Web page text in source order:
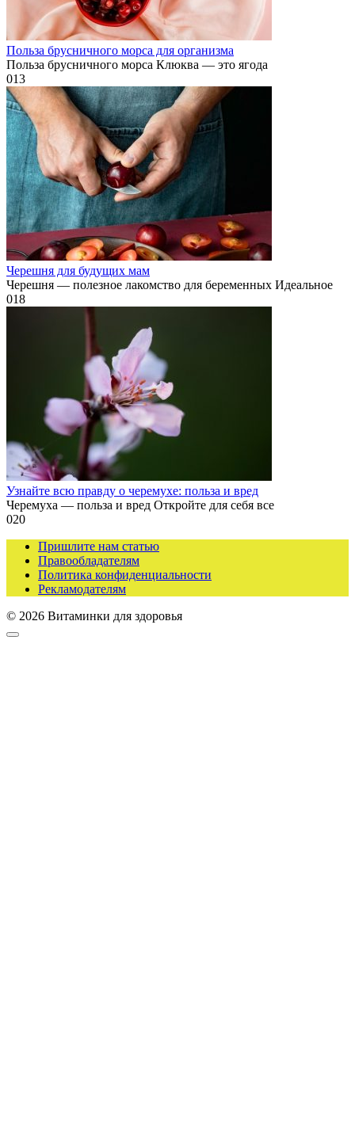
Польза брусничного морса для организма
Польза брусничного морса Клюква — это ягода
013
Черешня для будущих мам
Черешня — полезное лакомство для беременных Идеальное
018
Узнайте всю правду о черемухе: польза и вред
Черемуха — польза и вред Откройте для себя все
020
Пришлите нам статью
Правообладателям
Политика конфиденциальности
Рекламодателям
© 2026 Витаминки для здоровья